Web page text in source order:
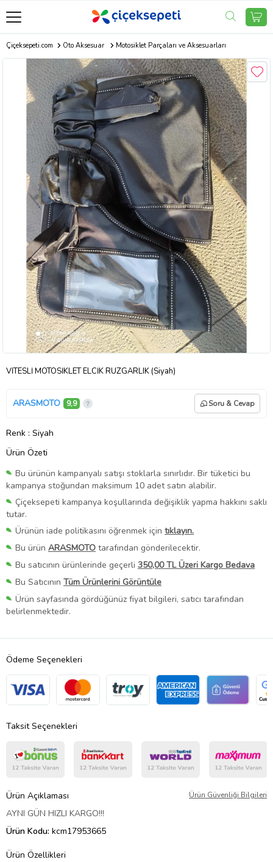
Çiçeksepeti.com Oto Aksesuar Motosiklet Parçaları ve Aksesuarları
VİTESLİ MOTOSİKLET ELCİK RÜZGARLIK (Siyah)
ARASMOTO 9,9 Soru & Cevap
Renk : Siyah
Ürün Özeti
Bu ürünün kampanyalı satışı stoklarla sınırlıdır. Bir tüketici bu
kampanya stoğundan maksimum 10 adet satın alabilir.
Çiçeksepeti kampanya koşullarında değişiklik yapma hakkını saklı
tutar.
Ürünün iade politikasını öğrenmek için tıklayın.
Bu ürün ARASMOTO tarafından gönderilecektir.
Bu satıcının ürünlerinde geçerli 350,00 TL Üzeri Kargo Bedava
Bu Satıcının Tüm Ürünlerini Görüntüle
Ürün sayfasında gördüğünüz fiyat bilgileri, satıcı tarafından
belirlenmektedir.
Ödeme Seçenekleri
Taksit Seçenekleri
Ürün Açıklaması Ürün Güvenliği Bilgileri
AYNI GÜN HIZLI KARGO!!!
Ürün Kodu: kcm17953665
Ürün Özellikleri